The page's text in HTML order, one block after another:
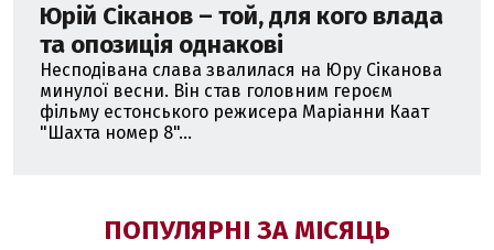
Юрій Сіканов – той, для кого влада
та опозиція однакові
Несподівана слава звалилася на Юру Сіканова
минулої весни. Він став головним героєм
фільму естонського режисера Маріанни Каат
"Шахта номер 8"...
ПОПУЛЯРНІ ЗА МІСЯЦЬ